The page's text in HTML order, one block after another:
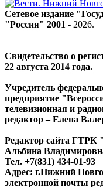
Сетевое издание
"Россия" 2001 - 2026.
Свидетельство о
22 августа 2014 года.
Учредитель
предприятие
телевизионная и
редактор – Елена
Редактор сайта
Альбина
Тел. +7(831) 434-01-93
Адрес: г.Нижний
электронной почты